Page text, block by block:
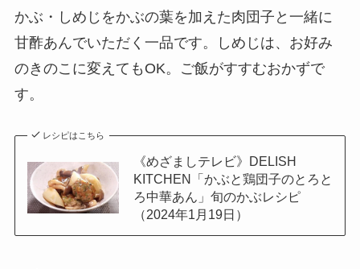
かぶ・しめじをかぶの葉を加えた肉団子と一緒に
甘酢あんでいただく一品です。しめじは、お好み
のきのこに変えてもOK。ご飯がすすむおかずで
す。
レシピはこちら
《めざましテレビ》DELISH
KITCHEN「かぶと鶏団子のとろと
ろ中華あん」旬のかぶレシピ
（2024年1月19日）